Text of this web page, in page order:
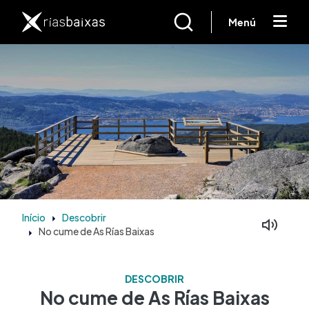
Menú
Início Descobrir
No cume de As Rías Baixas
DESCOBRIR
No cume de As Rías Baixas